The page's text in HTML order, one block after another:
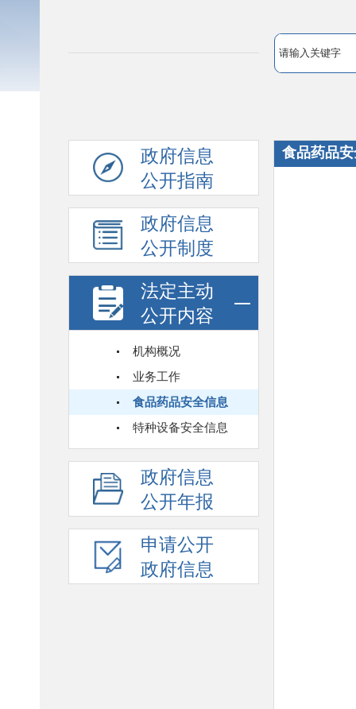
政府信息
公开指南
政府信息
公开制度
法定主动
公开内容
机构概况
业务工作
食品药品安全信息
特种设备安全信息
政府信息
公开年报
申请公开
政府信息
食品药品